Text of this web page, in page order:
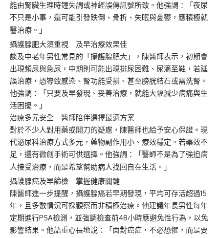
能由腎臟生理時鐘失調或神經誤傳訊號所致。他強調：「夜尿
不只是小事，還可能引發跌倒、骨折、失眠與憂鬱，應積極就
醫治療。」
攝護腺肥大須重視 及早治療效果佳
談及中老年男性常見的「攝護腺肥大」，陳醫師表示，初期會
出現頻尿與急尿，中期則可能出現排尿困難、尿滴至鞋，若延
誤治療，恐導致感染、腎功能受損、甚至膀胱結石或需洗腎。
他強調：「只要及早發現、妥善治療，就能大幅減少病痛與生
活困擾。」
治療多元安全 醫師陪伴選擇最適方案
對於不少人對用藥或開刀的疑慮，陳醫師也給予安心保證。現
代泌尿科治療方式多元，藥物副作用小、療效穩定。若藥效不
足，還有微創手術可供選擇。他強調：「醫師不是為了強迫病
人接受治療，而是希望幫助病人找回自在生活。」
攝護腺癌及早篩檢 掌握健康關鍵
陳醫師進一步提醒，攝護腺癌若早期發現，平均可存活超過15
年，且多數情況可採觀察而非積極治療。他建議年長男性每年
定期進行PSA檢測，並強調檢查前48小時應避免性行為，以免
影響結果。他語重心長地說：「面對癌症，不必恐懼，而是要